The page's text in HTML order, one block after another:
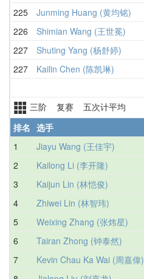
225
Junming Huang (黄均铭)
226
Shimian Wang (王世冕)
227
Shuting Yang (杨舒婷)
227
Kailin Chen (陈凯琳)
三阶 复赛 五次计平均
排名 选手
1
Jiayu Wang (王佳宇)
2
Kailong Li (李开隆)
3
Kaijun Lin (林恺俊)
4
Zhiwei Lin (林智玮)
5
Weixing Zhang (张炜星)
6
Tairan Zhong (钟泰然)
7
Kevin Chau Ka Wai (周嘉偉)